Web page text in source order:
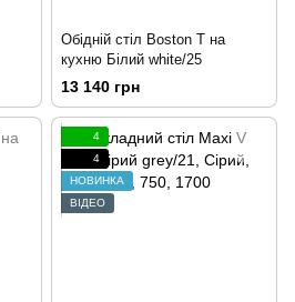
Обідній стіл Boston T на
кухню Білий white/25
13 140 грн
4
4
НОВИНКА
ВІДЕО